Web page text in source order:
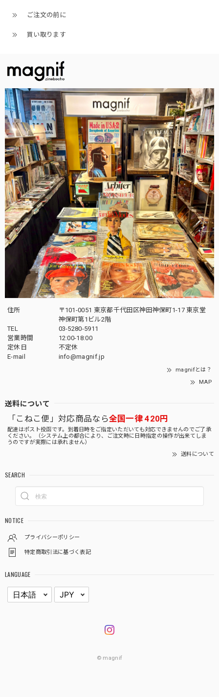
ご注文の前に
買い取ります
住所
〒101-0051 東京都千代田区神田神保町1-17 東京堂
神保町第1ビル2階
TEL
03-5280-5911
営業時間
12:00-18:00
定休日
不定休
E-mail
info@magnif.jp
magnifとは？
MAP
送料について
「こねこ便」対応商品なら全国一律 420円
配達はポスト投函です。到着日時をご指定いただいても対応できませんのでご了承
ください。（システム上の都合により、ご注文時に日時指定の操作が出来てしま
うのですが実際には承れません）
送料について
SEARCH
NOTICE
プライバシーポリシー
特定商取引法に基づく表記
LANGUAGE
© magnif